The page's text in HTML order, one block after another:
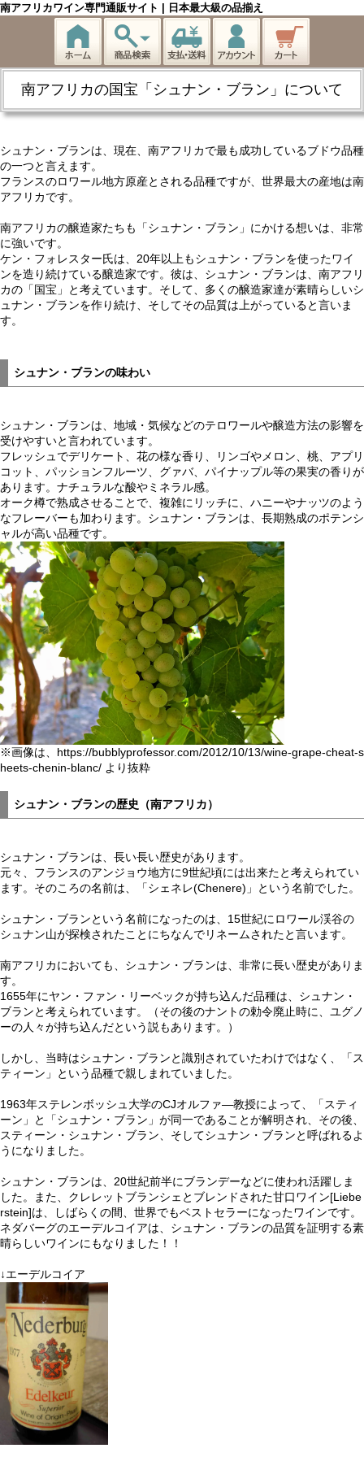
南アフリカワイン専門通販サイト | 日本最大級の品揃え
南アフリカの国宝「シュナン・ブラン」について
シュナン・ブランは、現在、南アフリカで最も成功しているブドウ品種
の一つと言えます。
フランスのロワール地方原産とされる品種ですが、世界最大の産地は南
アフリカです。
南アフリカの醸造家たちも「シュナン・ブラン」にかける想いは、非常
に強いです。
ケン・フォレスター氏は、20年以上もシュナン・ブランを使ったワイ
ンを造り続けている醸造家です。彼は、シュナン・ブランは、南アフリ
カの「国宝」と考えています。そして、多くの醸造家達が素晴らしいシ
ュナン・ブランを作り続け、そしてその品質は上がっていると言いま
す。
シュナン・ブランの味わい
シュナン・ブランは、地域・気候などのテロワールや醸造方法の影響を
受けやすいと言われています。
フレッシュでデリケート、花の様な香り、リンゴやメロン、桃、アプリ
コット、パッションフルーツ、グァバ、パイナップル等の果実の香りが
あります。ナチュラルな酸やミネラル感。
オーク樽で熟成させることで、複雑にリッチに、ハニーやナッツのよう
なフレーバーも加わります。シュナン・ブランは、長期熟成のポテンシ
ャルが高い品種です。
※画像は、https://bubblyprofessor.com/2012/10/13/wine-grape-cheat-s
heets-chenin-blanc/ より抜粋
シュナン・ブランの歴史（南アフリカ）
シュナン・ブランは、長い長い歴史があります。
元々、フランスのアンジョウ地方に9世紀頃には出来たと考えられてい
ます。そのころの名前は、「シェネレ(Chenere)」という名前でした。
シュナン・ブランという名前になったのは、15世紀にロワール渓谷の
シュナン山が探検されたことにちなんでリネームされたと言います。
南アフリカにおいても、シュナン・ブランは、非常に長い歴史がありま
す。
1655年にヤン・ファン・リーベックが持ち込んだ品種は、シュナン・
ブランと考えられています。（その後のナントの勅令廃止時に、ユグノ
ーの人々が持ち込んだという説もあります。）
しかし、当時はシュナン・ブランと識別されていたわけではなく、「ス
ティーン」という品種で親しまれていました。
1963年ステレンボッシュ大学のCJオルファ―教授によって、「スティ
ーン」と「シュナン・ブラン」が同一であることが解明され、その後、
スティーン・シュナン・ブラン、そしてシュナン・ブランと呼ばれるよ
うになりました。
シュナン・ブランは、20世紀前半にブランデーなどに使われ活躍しま
した。また、クレレットブランシェとブレンドされた甘口ワイン[Liebe
rstein]は、しばらくの間、世界でもベストセラーになったワインです。
ネダバーグのエーデルコイアは、シュナン・ブランの品質を証明する素
晴らしいワインにもなりました！！
↓エーデルコイア